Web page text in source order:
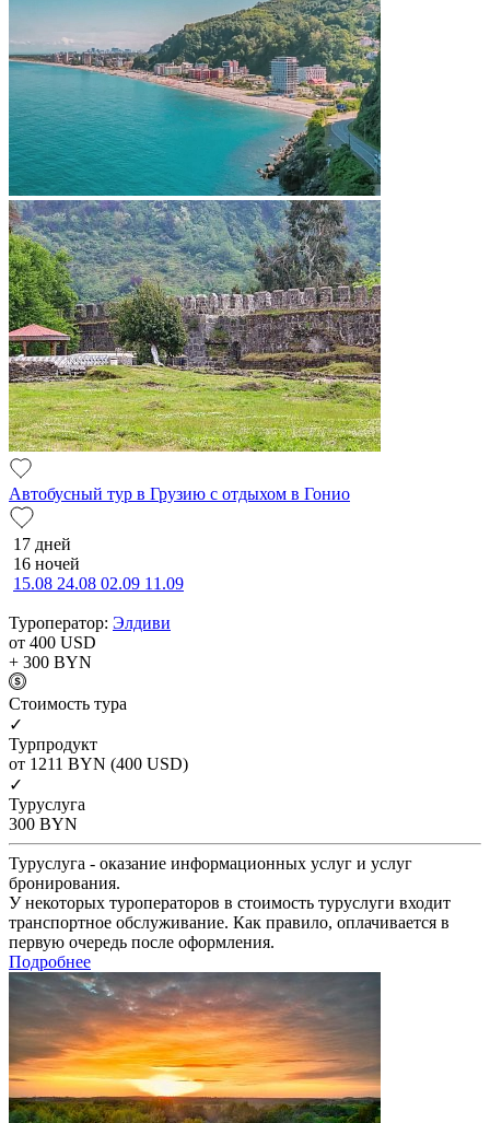
Автобусный тур в Грузию с отдыхом в Гонио
17 дней
16 ночей
15.08 24.08 02.09 11.09
Туроператор: Элдиви
от 400 USD
+ 300 BYN
Cтоимость тура
✓
Турпродукт
от 1211 BYN (400 USD)
✓
Туруслуга
300 BYN
Туруслуга - оказание информационных услуг и услуг
бронирования.
У некоторых туроператоров в стоимость туруслуги входит
транспортное обслуживание. Как правило, оплачивается в
первую очередь после оформления.
Подробнее